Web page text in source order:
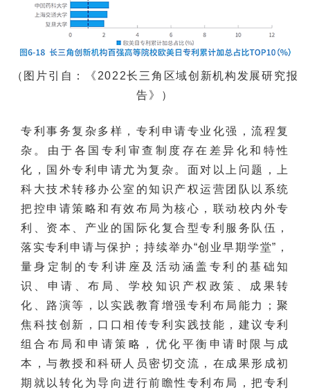
（图片引自：《2022长三角区域创新机构发展研究报
告》）
专利事务复杂多样，专利申请专业化强，流程复
杂。由于各国专利审查制度存在差异化和特性
化，国外专利申请尤为复杂。面对以上问题，上
科大技术转移办公室的知识产权运营团队以系统
把控申请策略和有效布局为核心，联动校内外专
利、资本、产业的国际化复合型专利服务队伍，
落实专利申请与保护；持续举办“创业早期学堂”，
量身定制的专利讲座及活动涵盖专利的基础知
识、申请、布局、学校知识产权政策、成果转
化、路演等，以实践教育增强专利布局能力；聚
焦科技创新，口口相传专利实践技能，建议专利
组合布局和申请策略，优化平衡申请时限与成
本，与教授和科研人员密切交流，在成果形成初
期就以转化为导向进行前瞻性专利布局，把专利